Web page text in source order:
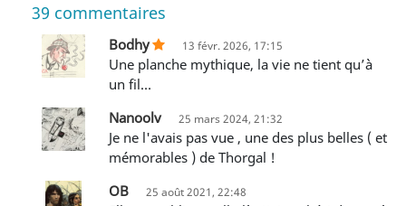
39 commentaires
Bodhy 13 févr. 2026, 17:15
Une planche mythique, la vie ne tient qu’à
un fil…
Nanoolv
25 mars 2024, 21:32
je ne l'avais pas vue , une des plus belles ( et
mémorables ) de Thorgal !
OB
25 août 2021, 22:48